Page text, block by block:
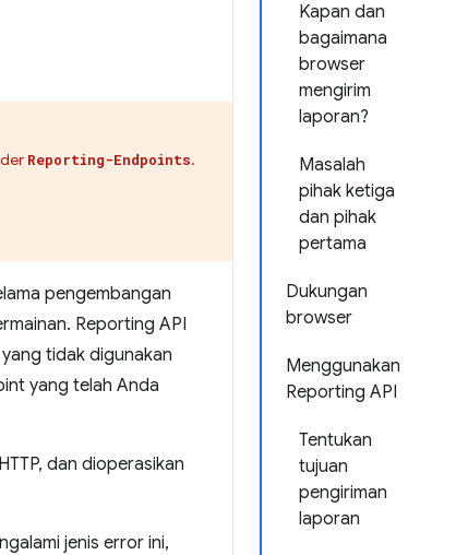
Kapan dan
bagaimana
browser
mengirim
laporan?
Masalah
pihak ketiga
dan pihak
pertama
Dukungan
browser
Menggunakan
Reporting API
Tentukan
tujuan
pengiriman
laporan
Reporting-Endpoints.
pengembangan
Reporting API
tidak digunakan
yang telah Anda
dan dioperasikan
jenis error ini,